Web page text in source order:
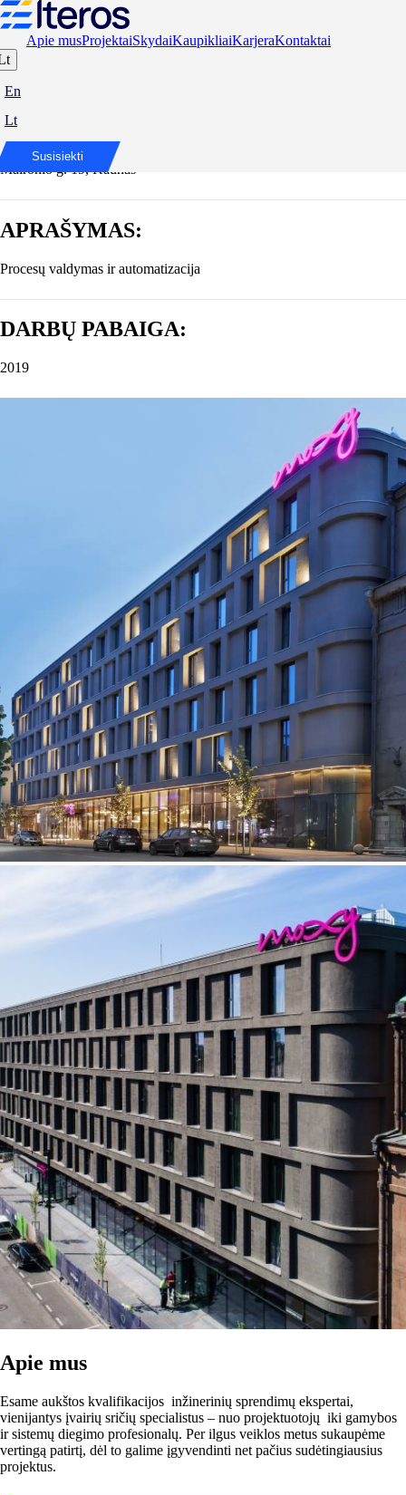
Apie musProjektaiSkydaiKaupikliaiKarjeraKontaktai
En
Lt
Susisiekti
Viešbutis Moxy
ADRESAS:
Maironio g. 19, Kaunas
APRAŠYMAS:
Procesų valdymas ir automatizacija
DARBŲ PABAIGA:
2019
Apie mus
Esame aukštos kvalifikacijos inžinerinių sprendimų ekspertai,
vienijantys įvairių sričių specialistus – nuo projektuotojų iki gamybos
ir sistemų diegimo profesionalų. Per ilgus veiklos metus sukaupėme
vertingą patirtį, dėl to galime įgyvendinti net pačius sudėtingiausius
projektus.